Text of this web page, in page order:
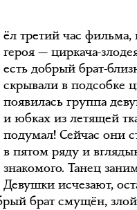
ёл третий час фильма,
героя — циркача-
есть добрый брат-
скрывали в подсобке
появилась группа
и юбках из летящей
подумал! Сейчас они
в пятом ряду и
знакомого. Танец
Девушки исчезают,
брат смущён,